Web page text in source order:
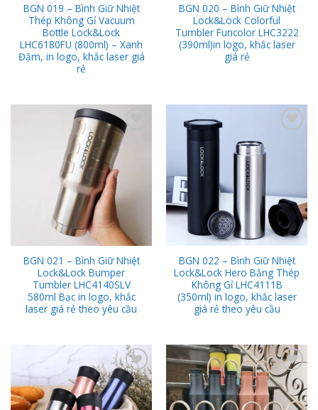
BGN 019 – Bình Giữ Nhiệt
Thép Không Gỉ Vacuum
Bottle Lock&Lock
LHC6180FU (800ml) – Xanh
Đậm, in logo, khắc laser giá
rẻ
BGN 020 – Bình Giữ Nhiệt
Lock&Lock Colorful
Tumbler Funcolor LHC3222
(390ml)in logo, khắc laser
giá rẻ
Add to
Wishlist
BGN 021 – Bình Giữ Nhiệt
Lock&Lock Bumper
Tumbler LHC4140SLV
580ml Bạc in logo, khắc
laser giá rẻ theo yêu cầu
BGN 022 – Bình Giữ Nhiệt
Lock&Lock Hero Bằng Thép
Không Gỉ LHC4111B
(350ml) in logo, khắc laser
giá rẻ theo yêu cầu
Add to
Wishlist
Add to
Wishlist